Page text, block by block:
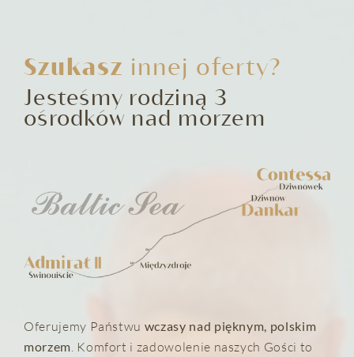
Szukasz innej oferty?
Jesteśmy rodziną 3
ośrodków nad morzem
Oferujemy Państwu wczasy nad pięknym, polskim
morzem. Komfort i zadowolenie naszych Gości to